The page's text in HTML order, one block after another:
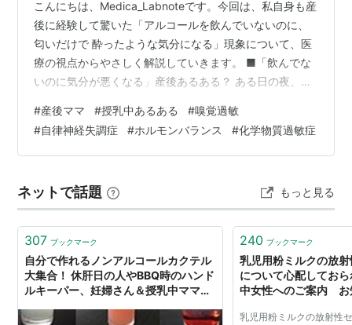
こんにちは、Medica_Labnoteです。今回は、私自身も産
後に経験して驚いた「アルコールを飲んでいないのに、
匂いだけで 酔ったような気分になる」現象について、医
療の視点からやさしく解説していきます。 ■「飲んでな
いのに気分が悪くなる」産後あるある？ ある日の夜、夫
ルの匂い。それを嗅いだだけで、「なんだか頭がフラッ
とする」「気分が悪い…」と感じたことはありません
か？ 実際にSNSなどを見ていると、 「産後、アルコール
悪くなる」 「飲んでないのに“酔った”みたいになる」 と
いった声がたくさん…
#産後ママ #授乳中あるある #嗅覚過敏
#自律神経失調症 #ホルモンバランス #化学物質過敏症
ネットで話題 もっと見る
307 ブックマーク
自分で作れるノンアルコールカクテル
大集合！ 休肝日の人やBBQ時のハンド
ルキーパー、妊婦さん＆授乳中ママの
240 ブックマーク
乳児用粉ミルクの放
について心配してお
中女性へのご案内 お
乳児用粉ミルクの放射性